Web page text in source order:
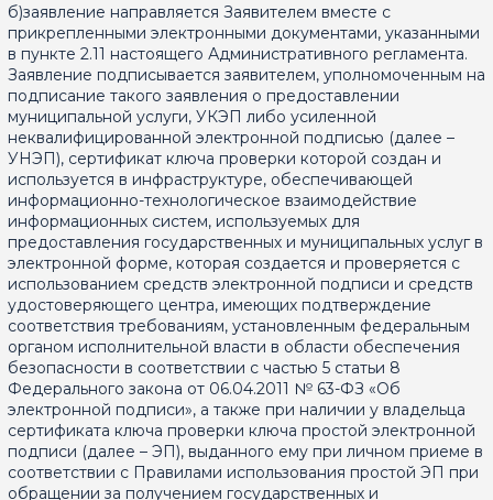
б)заявление направляется Заявителем вместе с
прикрепленными электронными документами, указанными
в пункте 2.11 настоящего Административного регламента.
Заявление подписывается заявителем, уполномоченным на
подписание такого заявления о предоставлении
муниципальной услуги, УКЭП либо усиленной
неквалифицированной электронной подписью (далее –
УНЭП), сертификат ключа проверки которой создан и
используется в инфраструктуре, обеспечивающей
информационно-технологическое взаимодействие
информационных систем, используемых для
предоставления государственных и муниципальных услуг в
электронной форме, которая создается и проверяется с
использованием средств электронной подписи и средств
удостоверяющего центра, имеющих подтверждение
соответствия требованиям, установленным федеральным
органом исполнительной власти в области обеспечения
безопасности в соответствии с частью 5 статьи 8
Федерального закона от 06.04.2011 № 63-ФЗ «Об
электронной подписи», а также при наличии у владельца
сертификата ключа проверки ключа простой электронной
подписи (далее – ЭП), выданного ему при личном приеме в
соответствии с Правилами использования простой ЭП при
обращении за получением государственных и